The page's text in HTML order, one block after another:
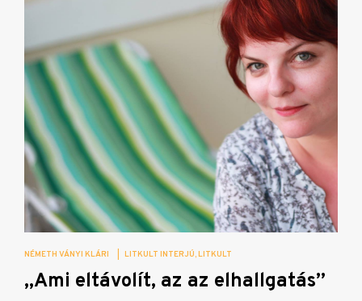
NÉMETH VÁNYI KLÁRI LITKULT INTERJÚ LITKULT
„Ami eltávolít, az az elhallgatás”